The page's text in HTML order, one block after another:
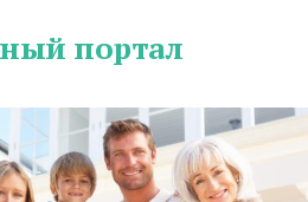
портал